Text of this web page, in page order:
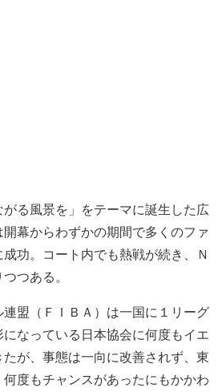
がる風景を」をテーマに誕生した広
幕からわずかの期間で多くのファ
功。コート内でも熱戦が続き、Ｎ
つある。
盟（ＦＩＢＡ）は一国に１リーグ
なっている日本協会に何度もイエ
が、事態は一向に改善されず、東
度もチャンスがあったにもかかわ